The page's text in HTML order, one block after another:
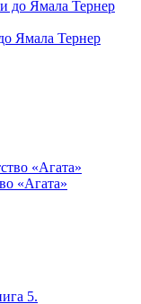
Ямала Тернер
«Агата»